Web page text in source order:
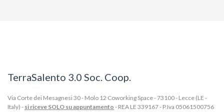
TerraSalento 3.0 Soc. Coop.
Via Corte dei Mesagnesi 30 - Molo 12 Coworking Space - 73100 - Lecce (LE -
Italy) - si riceve SOLO su appuntamento - REA LE 339167 - P.Iva 05061500756